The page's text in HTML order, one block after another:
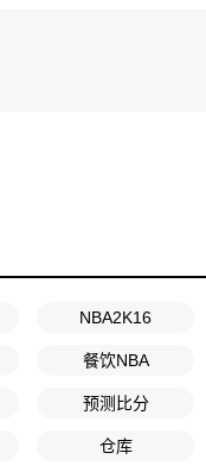
NBA2K16
餐饮NBA
预测比分
仓库